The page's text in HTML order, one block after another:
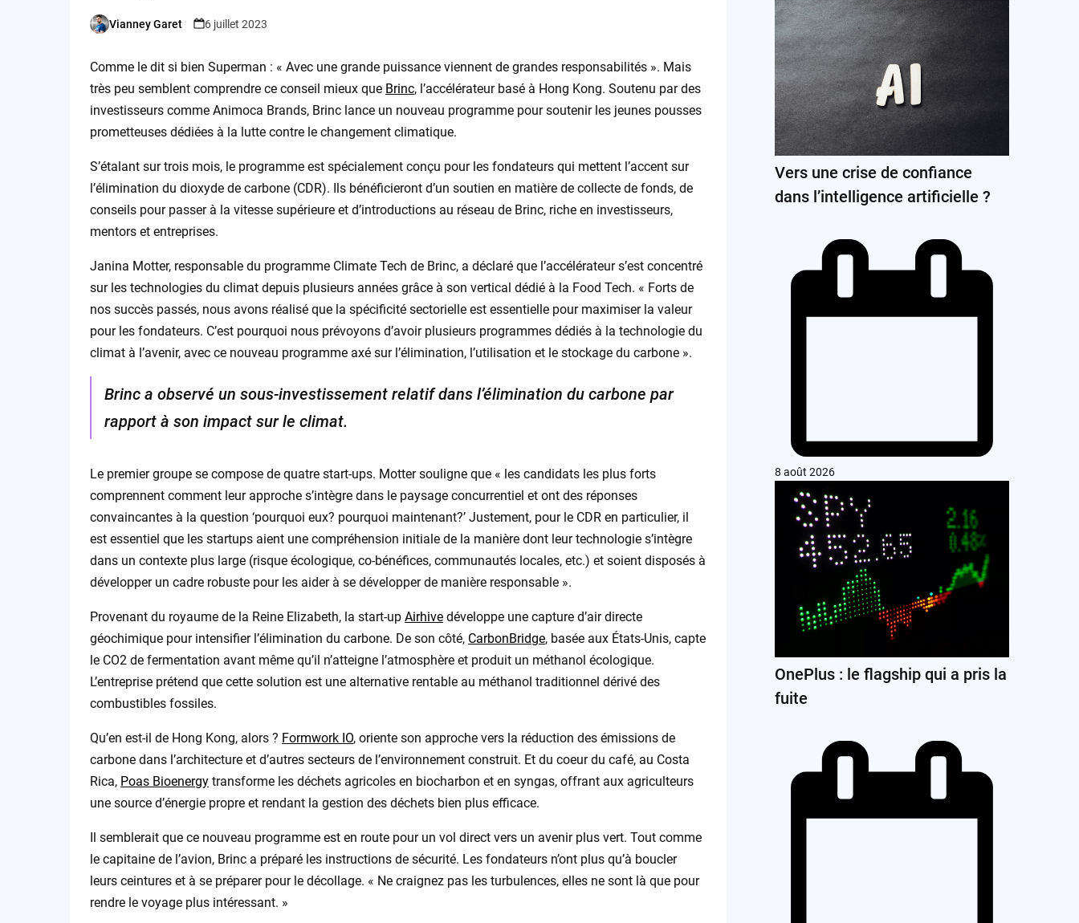
Posted
Vianney Garet 6 juillet 2023
Comme le dit si bien Superman : « Avec une grande puissance viennent de grandes responsabilités ». Mais
très peu semblent comprendre ce conseil mieux que Brinc, l’accélérateur basé à Hong Kong. Soutenu par des
investisseurs comme Animoca Brands, Brinc lance un nouveau programme pour soutenir les jeunes pousses
prometteuses dédiées à la lutte contre le changement climatique.
S’étalant sur trois mois, le programme est spécialement conçu pour les fondateurs qui mettent l’accent sur
l’élimination du dioxyde de carbone (CDR). Ils bénéficieront d’un soutien en matière de collecte de fonds, de
conseils pour passer à la vitesse supérieure et d’introductions au réseau de Brinc, riche en investisseurs,
mentors et entreprises.
Janina Motter, responsable du programme Climate Tech de Brinc, a déclaré que l’accélérateur s’est concentré
sur les technologies du climat depuis plusieurs années grâce à son vertical dédié à la Food Tech. « Forts de
nos succès passés, nous avons réalisé que la spécificité sectorielle est essentielle pour maximiser la valeur
pour les fondateurs. C’est pourquoi nous prévoyons d’avoir plusieurs programmes dédiés à la technologie du
climat à l’avenir, avec ce nouveau programme axé sur l’élimination, l’utilisation et le stockage du carbone ».
Brinc a observé un sous-investissement relatif dans l’élimination du carbone par
rapport à son impact sur le climat.
Le premier groupe se compose de quatre start-ups. Motter souligne que « les candidats les plus forts
comprennent comment leur approche s’intègre dans le paysage concurrentiel et ont des réponses
convaincantes à la question ‘pourquoi eux? pourquoi maintenant?’ Justement, pour le CDR en particulier, il
est essentiel que les startups aient une compréhension initiale de la manière dont leur technologie s’intègre
dans un contexte plus large (risque écologique, co-bénéfices, communautés locales, etc.) et soient disposés à
développer un cadre robuste pour les aider à se développer de manière responsable ».
Provenant du royaume de la Reine Elizabeth, la start-up Airhivedéveloppe une capture d’air directe
géochimique pour intensifier l’élimination du carbone. De son côté, CarbonBridge, basée aux États-Unis, capte
le CO2 de fermentation avant même qu’il n’atteigne l’atmosphère et produit un méthanol écologique.
L’entreprise prétend que cette solution est une alternative rentable au méthanol traditionnel dérivé des
combustibles fossiles.
Qu’en est-il de Hong Kong, alors ? Formwork IO, oriente son approche vers la réduction des émissions de
carbone dans l’architecture et d’autres secteurs de l’environnement construit. Et du coeur du café, au Costa
Rica, Poas Bioenergytransforme les déchets agricoles en biocharbon et en syngas, offrant aux agriculteurs
une source d’énergie propre et rendant la gestion des déchets bien plus efficace.
Il semblerait que ce nouveau programme est en route pour un vol direct vers un avenir plus vert. Tout comme
le capitaine de l’avion, Brinc a préparé les instructions de sécurité. Les fondateurs n’ont plus qu’à boucler
leurs ceintures et à se préparer pour le décollage. « Ne craignez pas les turbulences, elles ne sont là que pour
rendre le voyage plus intéressant. »
Vers une crise de confiance
dans l’intelligence artificielle ?
8 août 2026
OnePlus : le flagship qui a pris la
fuite